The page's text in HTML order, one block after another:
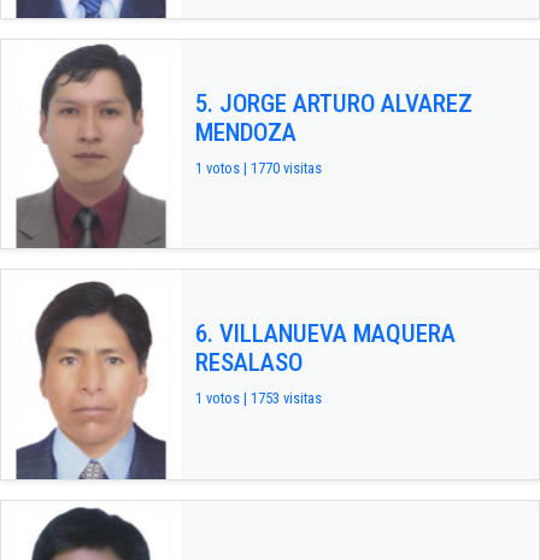
5. JORGE ARTURO ALVAREZ
MENDOZA
1 votos | 1770 visitas
6. VILLANUEVA MAQUERA
RESALASO
1 votos | 1753 visitas